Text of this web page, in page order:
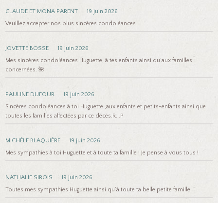
CLAUDE ET MONA PARENT
19 juin 2026
Veuillez accepter nos plus sincères condoléances.
JOVETTE BOSSE
19 juin 2026
Mes sincères condoléances Huguette, à tes enfants ainsi qu’aux familles
concernées. 🌺
PAULINE DUFOUR
19 juin 2026
Sincères condoléances à toi Huguette ,aux enfants et petits-enfants ainsi que
toutes les familles affectées par ce décès.R.I.P
MICHÈLE BLAQUIÈRE
19 juin 2026
Mes sympathies à toi Huguette et à toute ta famille ! Je pense à vous tous !
NATHALIE SIROIS
19 juin 2026
Toutes mes sympathies Huguette ainsi qu’à toute ta belle petite famille